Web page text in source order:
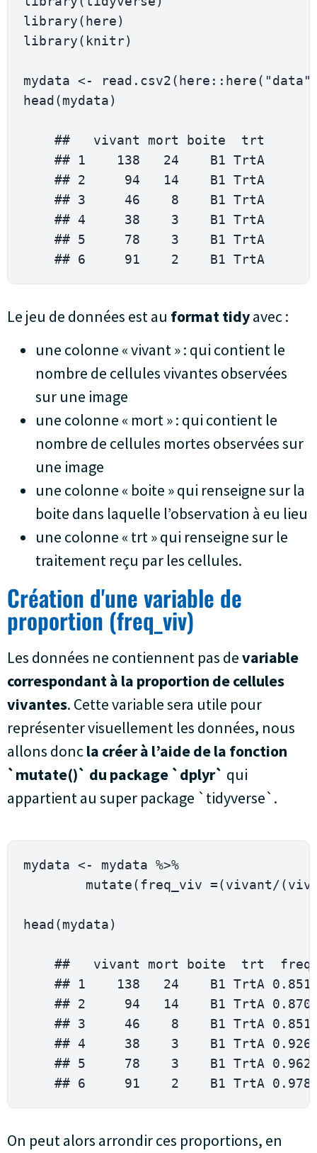
library(here)
library( knitr)
mydata <- read . csv2(here :: here( "data"
head(mydata)
    ##   vivant mort boite  trt
    ##
1 138 24
    B1
TrtA
    ##
2 94 14
    B1
TrtA
    ##
3 46 8
    B1
TrtA
    ##
4 38 3
    B1
TrtA
    ##
5 78 3
    B1
TrtA
    ##
6 91 2
    B1
TrtA
Le jeu de données est au format tidyavec :
une colonne « vivant » : qui contient le
nombre de cellules vivantes observées
sur une image
une colonne « mort » : qui contient le
nombre de cellules mortes observées sur
une image
une colonne « boite » qui renseigne sur la
boite dans laquelle l’observation à eu lieu
une colonne « trt » qui renseigne sur le
traitement reçu par les cellules.
Création d'une variable de
proportion (freq_viv)
Les données ne contiennent pas devariable
correspondant à la proportion de cellules
vivantes. Cette variable sera utile pour
représenter visuellement les données, nous
allons doncla créer à l’aide de la fonction
`mutate()` du package `dplyr` qui
appartient au super package `tidyverse`.
mydata <- mydata %>%
mutate(freq_viv =(vivant/(
head (mydata)
##   vivant mort boite  trt
    ##
1 138 24
    B1
TrtA
    ##
2 94 14
    B1
TrtA
    ##
3 46 8
    B1
TrtA
    ##
4 38 3
    B1
TrtA
    ##
5 78 3
    B1
TrtA
    ##
6 91 2
    B1
TrtA
On peut alors arrondir ces proportions, en